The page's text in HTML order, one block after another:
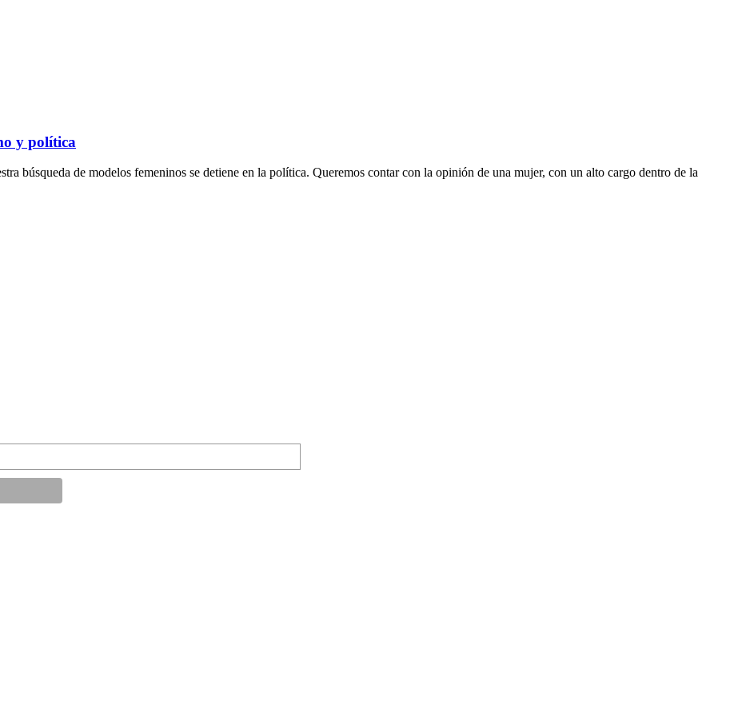
y política
búsqueda de modelos femeninos se detiene en la política. Queremos contar con la opinión de una mujer, con un alto cargo dentro de la